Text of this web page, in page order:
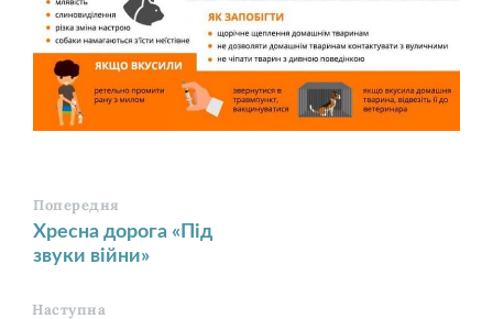
Попередня
Хресна дорога «Під
звуки війни»
Наступна